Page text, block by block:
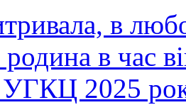
в
родина в час
УГКЦ 2025